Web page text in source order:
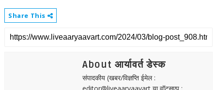
Share This
About आर्यावर्त डेस्क
संपादकीय (खबर/विज्ञप्ति ईमेल :